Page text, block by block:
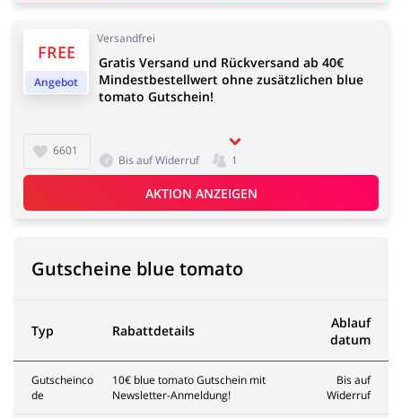
FREE
Angebot
Versandfrei
6601
Gratis Versand und Rückversand ab 40€
Mindestbestellwert ohne zusätzlichen blue
tomato Gutschein!
Bis auf Widerruf 1
AKTION ANZEIGEN
Gutscheine blue tomato
Typ Rabattdetails
Ablauf
datum
Gutscheinco
de
10€ blue tomato Gutschein mit
Newsletter-Anmeldung!
Bis auf
Widerruf